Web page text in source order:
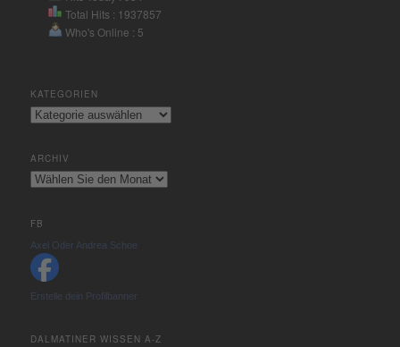
Total Hits : 1937857
Who's Online : 5
KATEGORIEN
Kategorien
ARCHIV
Archiv
FB
Axel Oder Andrea Schoe
Erstelle dein Profilbanner
DALMATINER WISSEN A-Z